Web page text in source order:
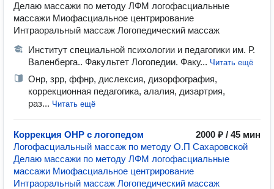
Делаю массажи по методу ЛФМ логофасциальные
массажи Миофасциальное центрирование
Интраоральный массаж Логопедический массаж
Институт специальной психологии и педагогики им. Р.
Валенберга.. Факультет Логопедии. Факу... Читать ещё
Онр, зрр, ффнр, дислексия, дизорфография,
коррекционная педагогика, алалия, дизартрия,
раз... Читать ещё
Коррекция ОНР с логопедом
2000 ₽ / 45 мин
Логофасциальный массаж по методу О.П Сахаровской
Делаю массажи по методу ЛФМ логофасциальные
массажи Миофасциальное центрирование
Интраоральный массаж Логопедический массаж